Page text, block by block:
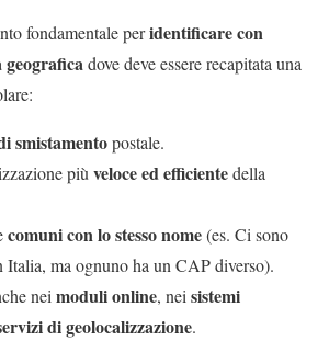
fondamentale peridentificare con
geografica dove deve essere recapitata una
smistamentopostale.
più veloce ed efficientedella
comuni con lo stesso nome(es. Ci sono
Italia, ma ognuno ha un CAP diverso).
nei moduli online, nei sistemi
di geolocalizzazione.